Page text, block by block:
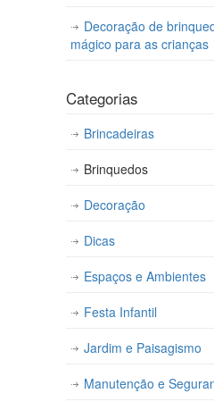
Decoração de
mágico para as crianças
Categorias
Brincadeiras
Brinquedos
Decoração
Dicas
Espaços e Ambientes
Festa Infantil
Jardim e Paisagismo
Manutenção e